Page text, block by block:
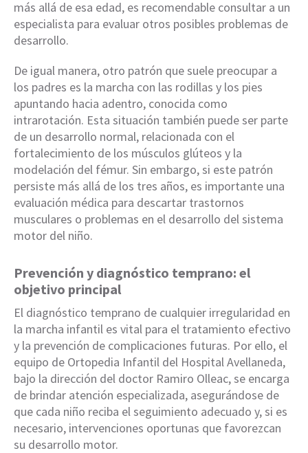
más allá de esa edad, es recomendable consultar a un
especialista para evaluar otros posibles problemas de
desarrollo.
De igual manera, otro patrón que suele preocupar a
los padres es la marcha con las rodillas y los pies
apuntando hacia adentro, conocida como
intrarotación. Esta situación también puede ser parte
de un desarrollo normal, relacionada con el
fortalecimiento de los músculos glúteos y la
modelación del fémur. Sin embargo, si este patrón
persiste más allá de los tres años, es importante una
evaluación médica para descartar trastornos
musculares o problemas en el desarrollo del sistema
motor del niño.
Prevención y diagnóstico temprano: el
objetivo principal
El diagnóstico temprano de cualquier irregularidad en
la marcha infantil es vital para el tratamiento efectivo
y la prevención de complicaciones futuras. Por ello, el
equipo de Ortopedia Infantil del Hospital Avellaneda,
bajo la dirección del doctor Ramiro Olleac, se encarga
de brindar atención especializada, asegurándose de
que cada niño reciba el seguimiento adecuado y, si es
necesario, intervenciones oportunas que favorezcan
su desarrollo motor.